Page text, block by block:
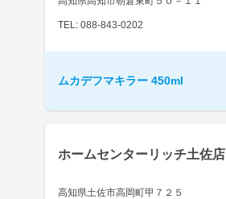
TEL: 088-843-0202
ムカデフマキラー 450ml
ホームセンターリッチ土佐店
高知県土佐市高岡町甲７２５